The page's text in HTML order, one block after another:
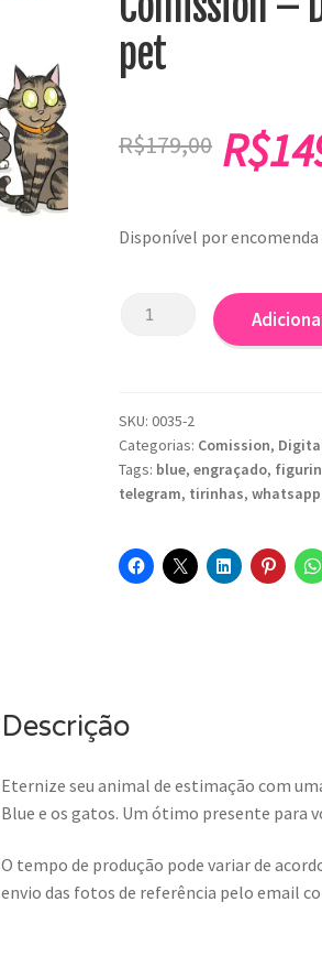
pet
R$179,00 O
preço
era:
R$179,00.
R$
Disponível por encomenda
Comission
pet
quantidade
SKU:0035-2
Categorias: Comission,
Tags: blue,engraçado,
telegram, tirinhas,whatsapp
Descrição
Eternize seu animal de estimação com
Blue e os gatos. Um ótimo presente para
O tempo de produção pode variar de
envio das fotos de referência pelo email